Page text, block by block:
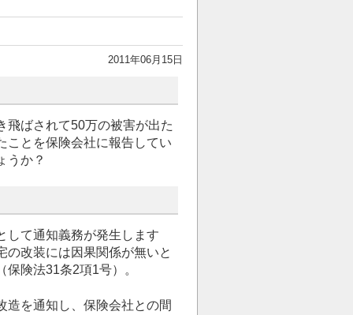
2011年06月15日
飛ばされて50万の被害が出た
ことを保険会社に報告してい
うか？
して通知義務が発生します
の改装には因果関係が無いと
険法31条2項1号）。
造を通知し、保険会社との間